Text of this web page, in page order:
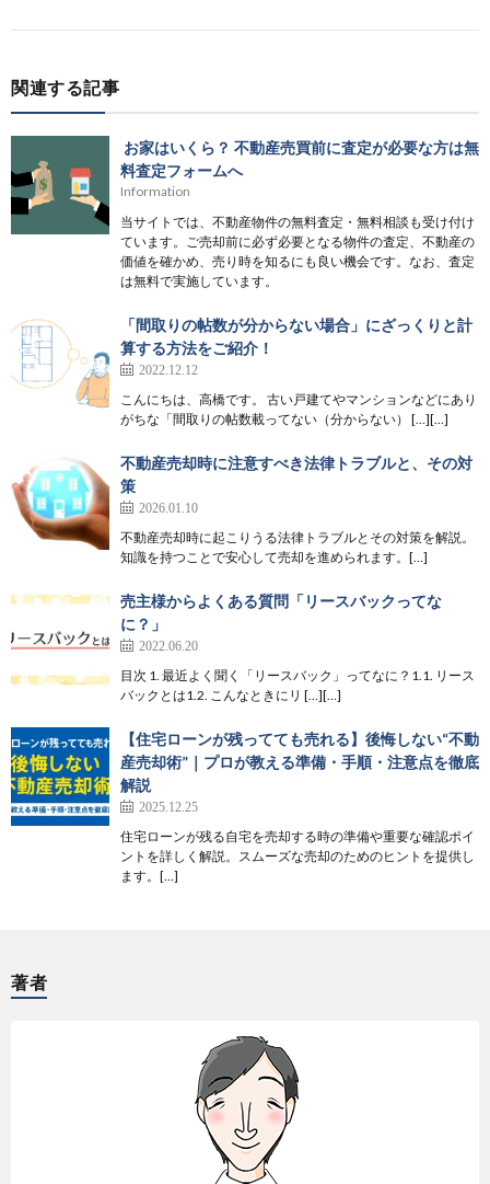
関連する記事
お家はいくら？ 不動産売買前に査定が必要な方は無
料査定フォームへ
Information
当サイトでは、不動産物件の無料査定・無料相談も受け付け
ています。ご売却前に必ず必要となる物件の査定、不動産の
価値を確かめ、売り時を知るにも良い機会です。なお、査定
は無料で実施しています。
「間取りの帖数が分からない場合」にざっくりと計
算する方法をご紹介！
2022.12.12
こんにちは、高橋です。 古い戸建てやマンションなどにあり
がちな「間取りの帖数載ってない（分からない） […][…]
不動産売却時に注意すべき法律トラブルと、その対
策
2026.01.10
不動産売却時に起こりうる法律トラブルとその対策を解説。
知識を持つことで安心して売却を進められます。[…]
売主様からよくある質問「リースバックってな
に？」
2022.06.20
目次 1. 最近よく聞く「リースバック」ってなに？1.1. リース
バックとは1.2. こんなときにリ […][…]
【住宅ローンが残ってても売れる】後悔しない“不動
産売却術”｜プロが教える準備・手順・注意点を徹底
解説
2025.12.25
住宅ローンが残る自宅を売却する時の準備や重要な確認ポイ
ントを詳しく解説。スムーズな売却のためのヒントを提供し
ます。[…]
著者